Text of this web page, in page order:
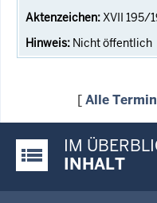
XVII 195/
Nicht öffentlich
[Alle
Justiz-Portal im
IM
INHALT